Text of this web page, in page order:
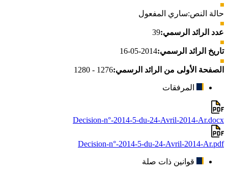
حالة النص:ساري المفعول
عدد الرائد الرسمي:39
تاريخ الرائد الرسمي:2014-05-16
الصفحة الأولى من الرائد الرسمي:1276 - 1280
المرفقات
Decision-n°-2014-5-du-24-Avril-2014-Ar.docx
Decision-n°-2014-5-du-24-Avril-2014-Ar.pdf
قوانين ذات صلة